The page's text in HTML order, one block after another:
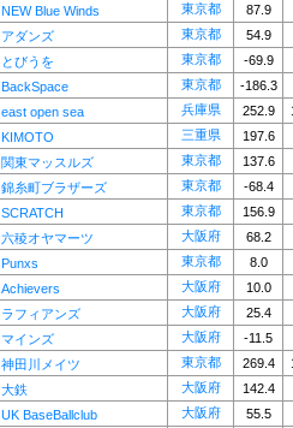
NEW Blue Winds 東京都
87.9
アダンズ 東京都
54.9
とびうを 東京都
-69.9
BackSpace 東京都
-186.3
east open sea 兵庫県 252.9
KIMOTO 三重県
197.6
関東マッスルズ 東京都
137.6
錦糸町ブラザーズ 東京都
-68.4
SCRATCH 東京都
156.9
六稜オヤマーツ 大阪府
68.2
Punxs 東京都
8.0
Achievers 大阪府
10.0
ラフィアンズ 大阪府
25.4
マインズ 大阪府
-11.5
神田川メイツ 東京都 269.4
大鉄 大阪府
142.4
UK BaseBallclub 大阪府 55.5